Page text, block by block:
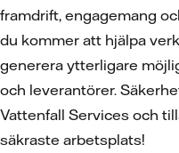
framdrift, engagemang
du kommer att hjälpa
generera ytterligare
och leverantörer.
Vattenfall Services och
säkraste arbetsplats!